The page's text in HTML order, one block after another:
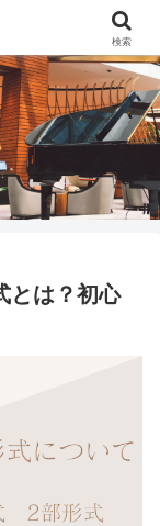
とは？初心
検索